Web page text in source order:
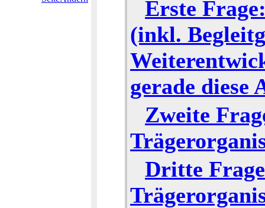
Erste
(inkl.
gerade diese
Zweite
Dritte